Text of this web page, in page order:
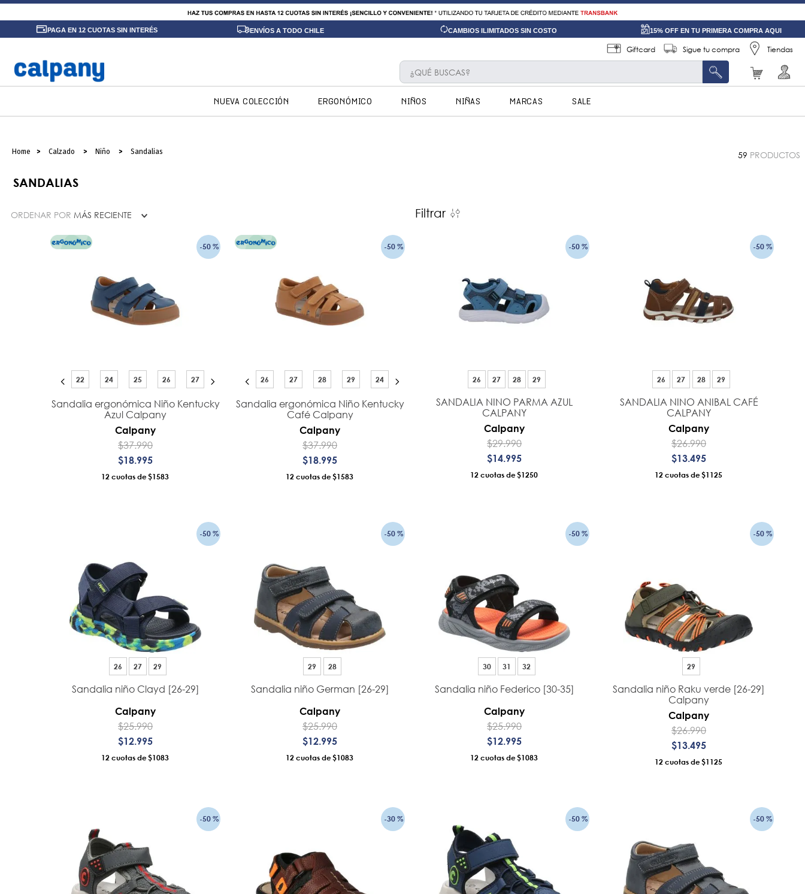
PAGA EN 12 CUOTAS SIN INTERÉS ENVÍOS A TODO CHILE CAMBIOS ILIMITADOS SIN COSTO 15% OFF EN TU PRIMERA COMPRA AQUI
Giftcard Sigue tu compra Tiendas
¿QUÉ BUSCAS?
NUEVA COLECCIÓN ERGONÓMICO NIÑOS NIÑAS MARCAS SALE
Calzado Niño Sandalias 59 PRODUCTOS
SANDALIAS
ORDENAR POR MÁS RECIENTE Filtrar
-50 %
22 24 25 26 27
Sandalia ergonómica Niño Kentucky
Azul Calpany
Calpany
$37.990
$18.995
12 $1583
-50 %
26 27 28 29 24
Sandalia ergonómica Niño Kentucky
Café Calpany
Calpany
$37.990
$18.995
12 $1583
-50 %
26 27 28 29
SANDALIA NINO PARMA AZUL
CALPANY
Calpany
$29.990
$14.995
12 $1250
-50 %
26 27 28 29
SANDALIA NINO ANIBAL CAFÉ
CALPANY
Calpany
$26.990
$13.495
12 $1125
-50 %
26 27 29
Sandalia niño Clayd [26-29]
Calpany
$25.990
$12.995
12 $1083
-50 %
29 28
Sandalia niño German [26-29]
Calpany
$25.990
$12.995
12 $1083
-50 %
30 31 32
Sandalia niño Federico [30-35]
Calpany
$25.990
$12.995
12 $1083
-50 %
29
Sandalia niño Raku verde [26-29]
Calpany
Calpany
$26.990
$13.495
12 $1125
-50 % -30 % -50 % -50 %
TÉRMINOS MÁS BUSCADOS
1.
ninos
ergonomico
botin niño
10. sandalias